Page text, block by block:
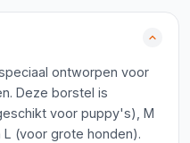
ontworpen voor
Deze borstel is
voor puppy's), M
(voor grote honden).